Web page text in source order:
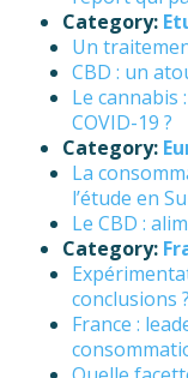
Category:
Un
CBD : un
Le cannabis
COVID-19 ?
Category:
La
l’étude en
Le CBD :
Category:
conclusions ?
France :